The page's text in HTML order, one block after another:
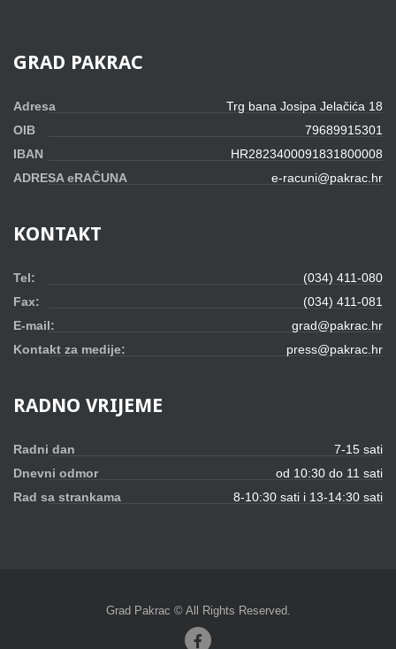
GRAD PAKRAC
Adresa
Trg bana Josipa Jelačića 18
OIB
79689915301
IBAN
HR2823400091831800008
ADRESA eRAČUNA
e-racuni@pakrac.hr
KONTAKT
Tel:
(034) 411-080
Fax:
(034) 411-081
E-mail:
grad@pakrac.hr
Kontakt za medije:
press@pakrac.hr
RADNO VRIJEME
Radni dan
7-15 sati
Dnevni odmor
od 10:30 do 11 sati
Rad sa strankama
8-10:30 sati i 13-14:30 sati
Grad Pakrac © All Rights Reserved.